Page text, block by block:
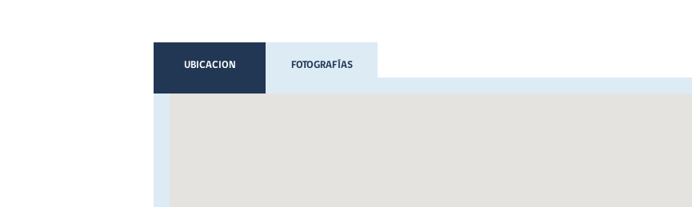
UBICACION FOTOGRAFÍAS